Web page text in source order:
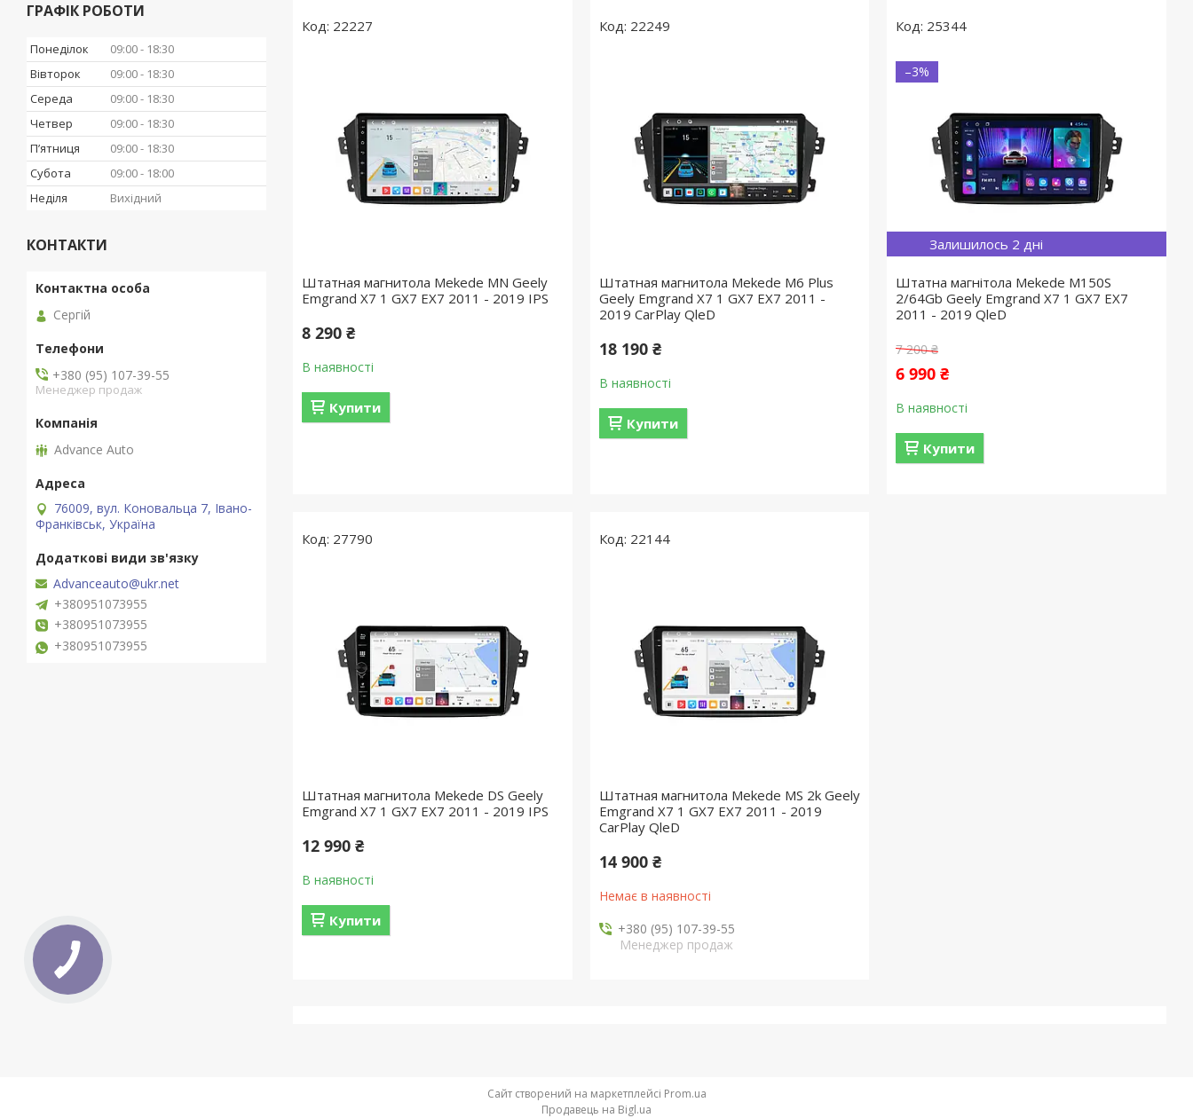
22227
Штатная магнитола Mekede MN Geely
Emgrand X7 1 GX7 EX7 2011 - 2019 IPS
8 290 ₴
В наявності
Купити
22249
Штатная магнитола Mekede M6 Plus
Geely Emgrand X7 1 GX7 EX7 2011 -
2019 CarPlay QleD
18 190 ₴
В наявності
Купити
25344
Залишилось 2 дні
–3%
Штатна магнітола Mekede M150S
2/64Gb Geely Emgrand X7 1 GX7 EX7
2011 - 2019 QleD
7 200 ₴
6 990 ₴
В наявності
Купити
27790
Штатная магнитола Mekede DS Geely
Emgrand X7 1 GX7 EX7 2011 - 2019 IPS
12 990 ₴
В наявності
Купити
22144
Штатная магнитола Mekede MS 2k Geely
Emgrand X7 1 GX7 EX7 2011 - 2019
CarPlay QleD
14 900 ₴
Немає в наявності
+380 (95) 107-39-55
Менеджер продаж
ГРАФІК РОБОТИ
Понеділок 09:00
18:30
Вівторок
09:00
18:30
Середа
09:00
18:30
Четвер
09:00
18:30
Пʼятниця
09:00
18:30
Субота
09:00
18:00
Неділя
Вихідний
КОНТАКТИ
Сергій
+380 (95) 107-39-55
Менеджер продаж
Advance Auto
76009, вул. Коновальца 7, Івано-
Франківськ, Україна
Advanceauto@ukr.net
+380951073955
+380951073955
+380951073955
Сайт створений на маркетплейсі Prom.ua
Продавець на Bigl.ua